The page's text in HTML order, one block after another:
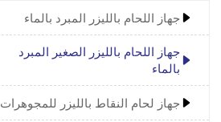
جهاز اللحام بالليزر المبرد بالماء
جهاز اللحام بالليزر الصغير المبرد
بالماء
جهاز لحام النقاط بالليزر للمجوهرات